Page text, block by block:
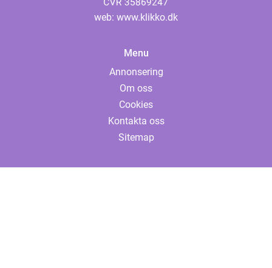
web: www.klikko.dk
Menu
Annonsering
Om oss
Cookies
Kontakta oss
Sitemap